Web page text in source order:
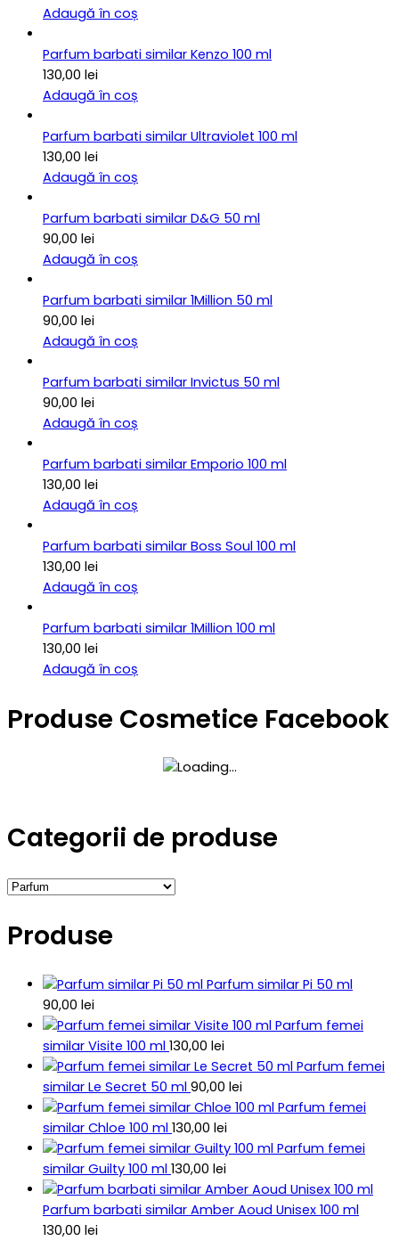
Adaugă în coș
Parfum barbati similar Kenzo 100 ml
130,00 lei
Adaugă în coș
Parfum barbati similar Ultraviolet 100 ml
130,00 lei
Adaugă în coș
Parfum barbati similar D&G 50 ml
90,00 lei
Adaugă în coș
Parfum barbati similar 1Million 50 ml
90,00 lei
Adaugă în coș
Parfum barbati similar Invictus 50 ml
90,00 lei
Adaugă în coș
Parfum barbati similar Emporio 100 ml
130,00 lei
Adaugă în coș
Parfum barbati similar Boss Soul 100 ml
130,00 lei
Adaugă în coș
Parfum barbati similar 1Million 100 ml
130,00 lei
Adaugă în coș
Produse Cosmetice Facebook
Categorii de produse
Produse
Parfum similar Pi 50 ml
90,00 lei
Parfum femei
similar Visite 100 ml 130,00 lei
Parfum femei
similar Le Secret 50 ml 90,00 lei
Parfum femei
similar Chloe 100 ml 130,00 lei
Parfum femei
similar Guilty 100 ml 130,00 lei
Parfum barbati similar Amber Aoud Unisex 100 ml
130,00 lei